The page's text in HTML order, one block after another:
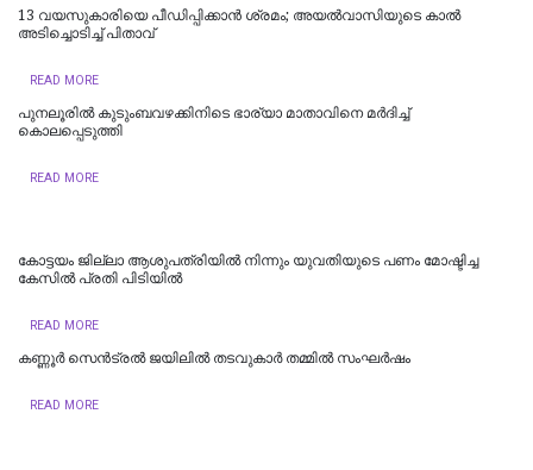
13 വയസുകാരിയെ പീഡിപ്പിക്കാൻ ശ്രമം; അയല്‍വാസിയുടെ കാല്‍
അടിച്ചൊടിച്ച് പിതാവ്
READ MORE
പുനലൂരിൽ കുടുംബവഴക്കിനിടെ ഭാര്യാ മാതാവിനെ മർദിച്ച്
കൊലപ്പെടുത്തി
READ MORE
കോട്ടയം ജില്ലാ ആശുപത്രിയിൽ നിന്നും യുവതിയുടെ പണം മോഷ്ടിച്ച
കേസിൽ പ്രതി പിടിയിൽ
READ MORE
കണ്ണൂർ സെൻട്രൽ ജയിലിൽ തടവുകാർ തമ്മിൽ സംഘർഷം
READ MORE